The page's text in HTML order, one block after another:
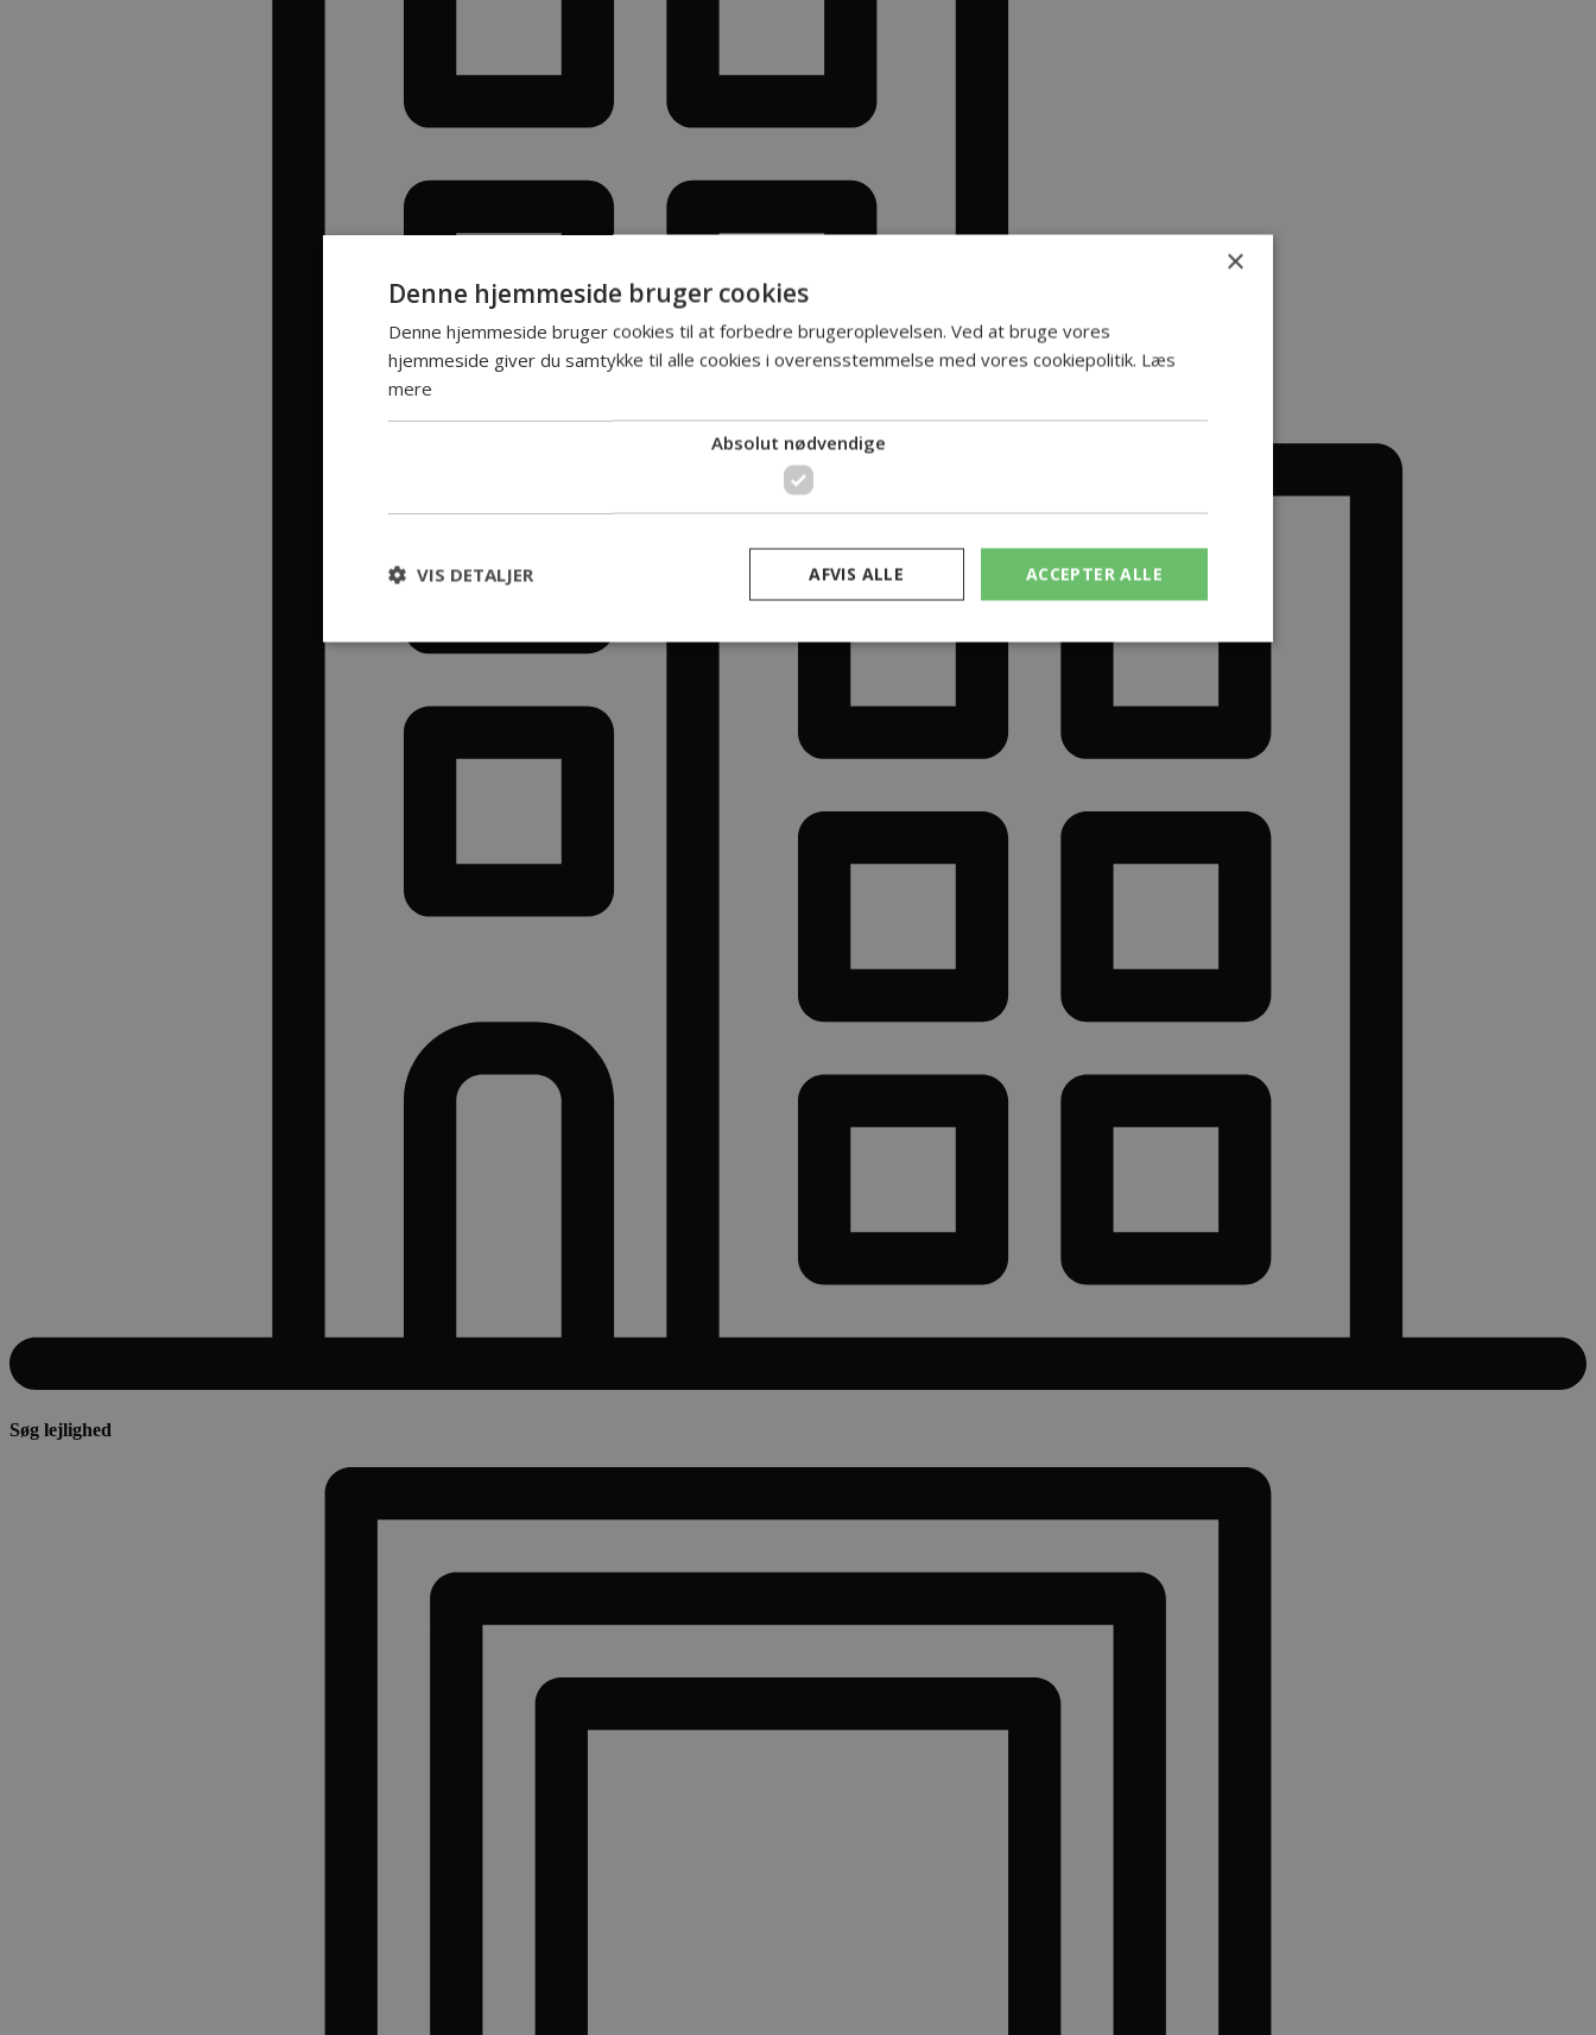
Søg lejlighed
×
Denne hjemmeside bruger cookies
Denne hjemmeside bruger cookies til at forbedre brugeroplevelsen. Ved at bruge vores
hjemmeside giver du samtykke til alle cookies i overensstemmelse med vores cookiepolitik. Læs
mere
Absolut nødvendige
ACCEPTER ALLE
AFVIS ALLE
VIS DETALJER
Absolut nødvendige cookies muliggør hjemmesidens grundlæggende funktionalitet såsom brugerlogin og
kontoadministration. Hjemmesiden kan ikke bruges korrekt uden de absolut nødvendige cookies.
præferencer om samtykke til besøgende. Det er nødvendigt, at